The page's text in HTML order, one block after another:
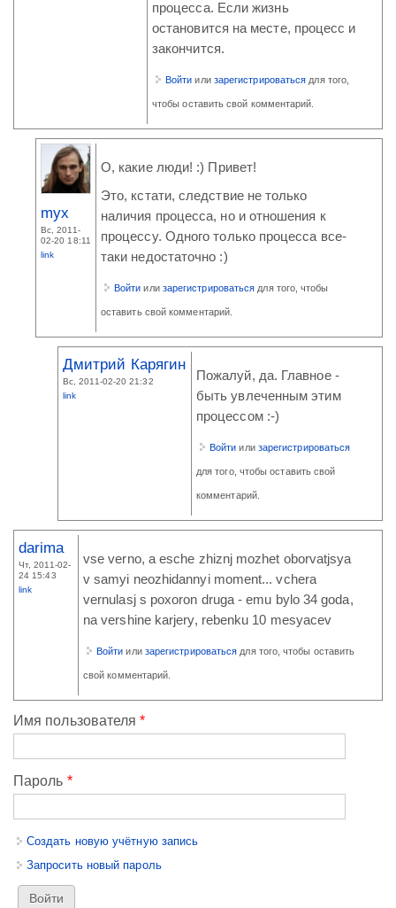
процесса. Если жизнь
остановится на месте, процесс и
закончится.
Войти или зарегистрироваться для того,
чтобы оставить свой комментарий.
myx
Вс, 2011-
02-20 18:11
link
О, какие люди! :) Привет!
Это, кстати, следствие не только
наличия процесса, но и отношения к
процессу. Одного только процесса все-
таки недостаточно :)
Войти или зарегистрироваться для того, чтобы
оставить свой комментарий.
Дмитрий Карягин
Вс, 2011-02-20 21:32
link
Пожалуй, да. Главное -
быть увлеченным этим
процессом :-)
Войти или зарегистрироваться
для того, чтобы оставить свой
комментарий.
darima
Чт, 2011-02-
24 15:43
link
vse verno, a esche zhiznj mozhet oborvatjsya
v samyi neozhidannyi moment... vchera
vernulasj s poxoron druga - emu bylo 34 goda,
na vershine karjery, rebenku 10 mesyacev
Войти или зарегистрироваться для того, чтобы оставить
свой комментарий.
Имя пользователя*
Пароль *
Создать новую учётную запись
Запросить новый пароль